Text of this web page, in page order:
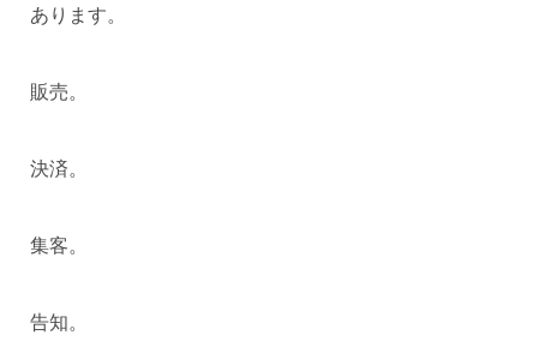
あります。
販売。
決済。
集客。
告知。